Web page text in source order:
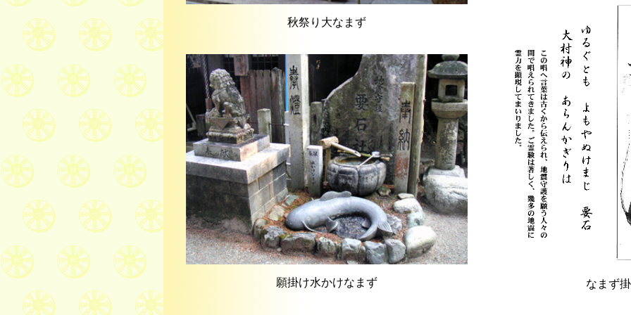
秋祭り大なまず
願掛け水かけなまず なまず